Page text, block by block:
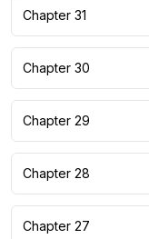
Chapter 31
Chapter 30
Chapter 29
Chapter 28
Chapter 27